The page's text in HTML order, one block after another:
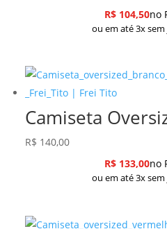
R$104,50no
ou em até 3x
Camiseta
R$ 140,00
R$133,00no
ou em até 3x